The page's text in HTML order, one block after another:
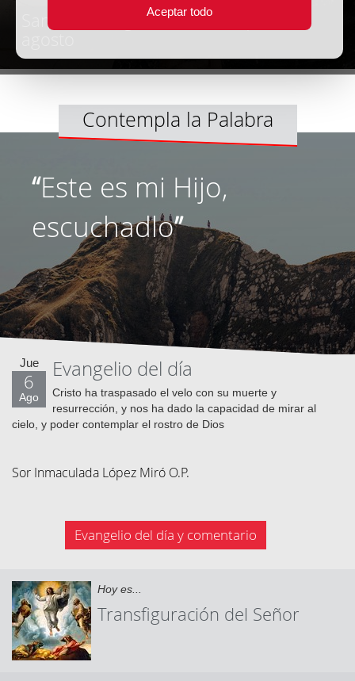
Aceptar todo
Santo Domingo de Guzmán | 8 de
Contempla la Palabra
“Este es mi Hijo,
escuchadlo”
Jue
6
Ago
Evangelio del día
Cristo ha traspasado el velo con su muerte y
resurrección, y nos ha dado la capacidad de mirar al
cielo, y poder contemplar el rostro de Dios
Sor Inmaculada López Miró O.P.
Evangelio del día y comentario
Hoy es...
Transfiguración del Señor